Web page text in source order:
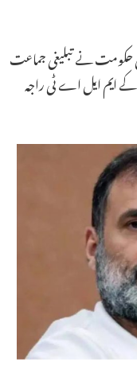
حکومت نے تبلیغی جماعت
کے ایم ایل اے ٹی راجہ